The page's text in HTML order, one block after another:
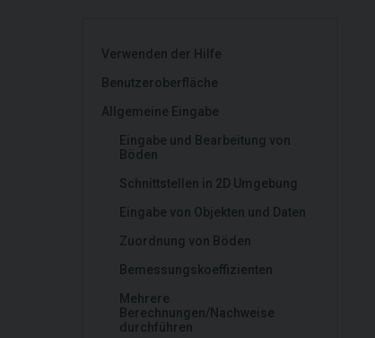
Verwenden der Hilfe
Benutzeroberfläche
Allgemeine Eingabe
Eingabe und Bearbeitung von
Böden
Schnittstellen in 2D Umgebung
Eingabe von Objekten und Daten
Zuordnung von Böden
Bemessungskoeffizienten
Mehrere
Berechnungen/Nachweise
durchführen